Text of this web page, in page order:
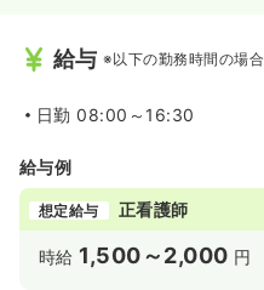
給与 ※以下の勤務時間の場合
日勤 08:00～16:30
給与例
想定給与 正看護師
時給 1,500～2,000 円